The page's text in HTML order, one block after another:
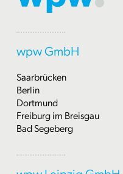
wpw GmbH
Saarbrücken
Berlin
Dortmund
Freiburg im Breisgau
Bad Segeberg